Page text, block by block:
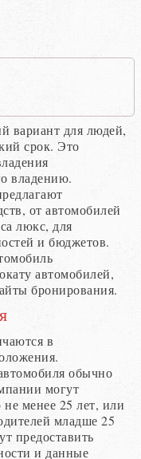
вариант для людей,
срок. Это
владению.
от автомобилей
люкс, для
и бюджетов.
автомобилей,
бронирования.
в
обычно
могут
менее 25 лет, или
младше 25
предоставить
и данные